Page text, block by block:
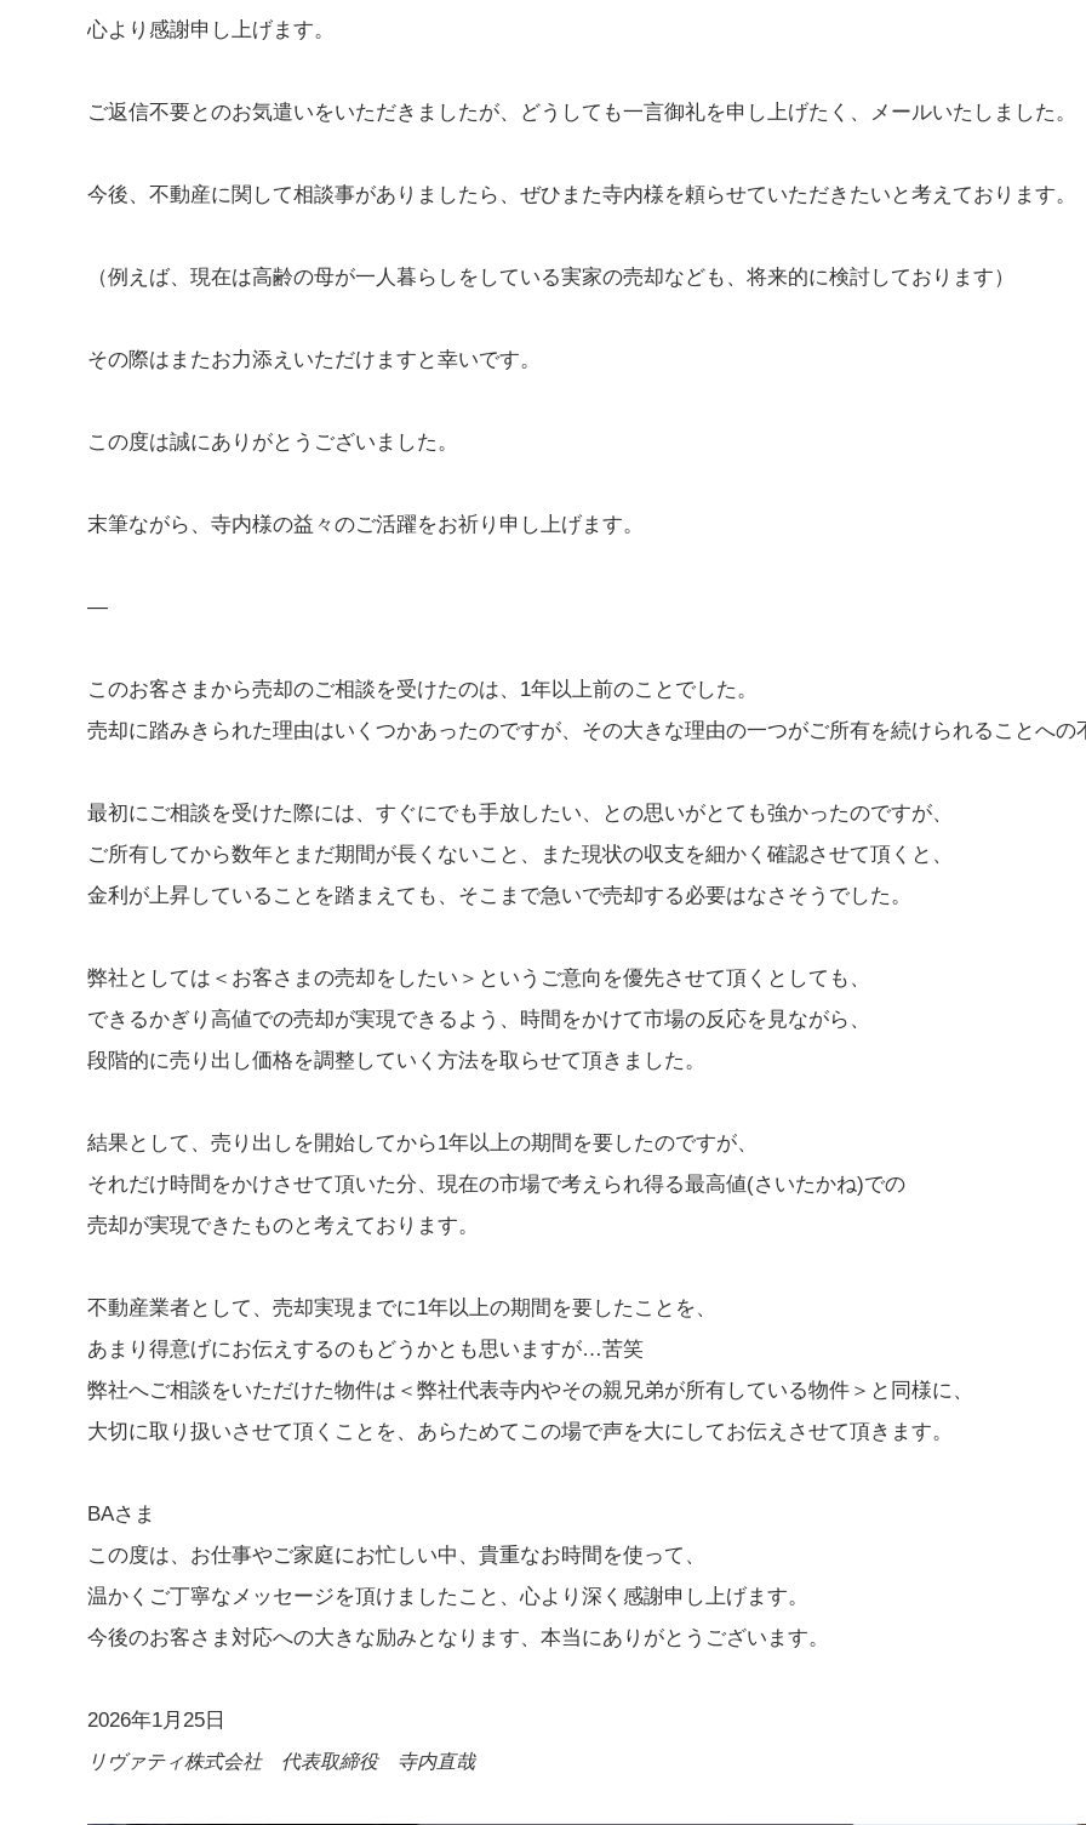
心より感謝申し上げます。
ご返信不要とのお気遣いをいただきましたが、どうしても一言御礼を申し上げたく、メールいたしました。
今後、不動産に関して相談事がありましたら、ぜひまた寺内様を頼らせていただきたいと考えております。
（例えば、現在は高齢の母が一人暮らしをしている実家の売却なども、将来的に検討しております）
その際はまたお力添えいただけますと幸いです。
この度は誠にありがとうございました。
末筆ながら、寺内様の益々のご活躍をお祈り申し上げます。
—
このお客さまから売却のご相談を受けたのは、1年以上前のことでした。
売却に踏みきられた理由はいくつかあったのですが、その大きな理由の一つがご所有を続けられることへの
最初にご相談を受けた際には、すぐにでも手放したい、との思いがとても強かったのですが、
ご所有してから数年とまだ期間が長くないこと、また現状の収支を細かく確認させて頂くと、
金利が上昇していることを踏まえても、そこまで急いで売却する必要はなさそうでした。
弊社としては＜お客さまの売却をしたい＞というご意向を優先させて頂くとしても、
できるかぎり高値での売却が実現できるよう、時間をかけて市場の反応を見ながら、
段階的に売り出し価格を調整していく方法を取らせて頂きました。
結果として、売り出しを開始してから1年以上の期間を要したのですが、
それだけ時間をかけさせて頂いた分、現在の市場で考えられ得る最高値(さいたかね)での
売却が実現できたものと考えております。
不動産業者として、売却実現までに1年以上の期間を要したことを、
あまり得意げにお伝えするのもどうかとも思いますが…苦笑
弊社へご相談をいただけた物件は＜弊社代表寺内やその親兄弟が所有している物件＞と同様に、
大切に取り扱いさせて頂くことを、あらためてこの場で声を大にしてお伝えさせて頂きます。
BAさま
この度は、お仕事やご家庭にお忙しい中、貴重なお時間を使って、
温かくご丁寧なメッセージを頂けましたこと、心より深く感謝申し上げます。
今後のお客さま対応への大きな励みとなります、本当にありがとうございます。
2026年1月25日
リヴァティ株式会社 代表取締役 寺内直哉